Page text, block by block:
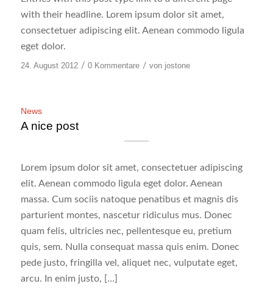
with their headline. Lorem ipsum dolor sit amet,
consectetuer adipiscing elit. Aenean commodo ligula
eget dolor.
24. August 2012 / 0 Kommentare / von jostone
News
A nice post
Lorem ipsum dolor sit amet, consectetuer adipiscing
elit. Aenean commodo ligula eget dolor. Aenean
massa. Cum sociis natoque penatibus et magnis dis
parturient montes, nascetur ridiculus mus. Donec
quam felis, ultricies nec, pellentesque eu, pretium
quis, sem. Nulla consequat massa quis enim. Donec
pede justo, fringilla vel, aliquet nec, vulputate eget,
arcu. In enim justo, […]